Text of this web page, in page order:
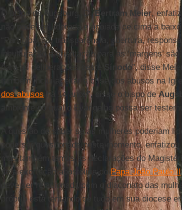
O bispo de Augsburg, D. Bertram Meier,
não pode ser liderada e apoiada de cima a
“Participação, transparência, abertura,
inculturação e orientação para as ‘margens’
para as deliberações deste
Sínodo”, disse
também inclui aceitar a crise dos abusos na
dos abusos há 14 anos”, disse o bispo de
ambiente no qual o Evangelho possa ser
A questão de saber se as mulheres poderiam
pode ser questionada neste momento,
mas também temos as declarações do
se a exortação apostólica do Papa João Paulo II
deve ser relacionada com o diaconato das
próprio está tentando de tudo em sua diocese